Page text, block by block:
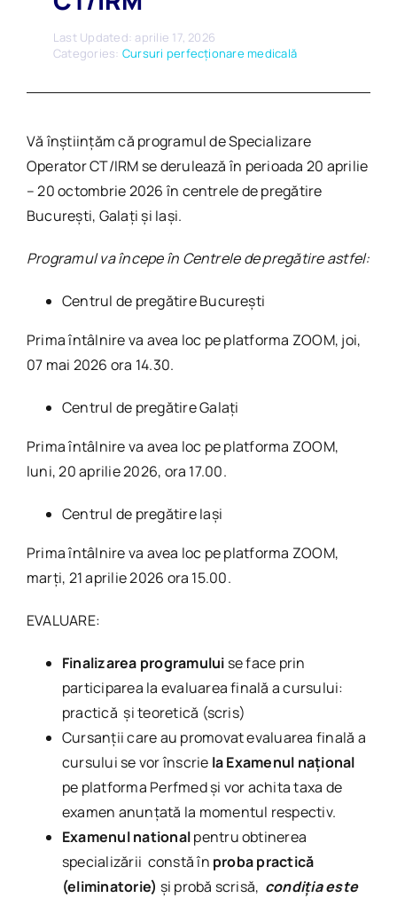
Last Updated: aprilie 17, 2026
Categories: Cursuri perfecționare medicală
Vă înștiințăm că programul de Specializare
Operator CT/IRM se derulează în perioada 20 aprilie
– 20 octombrie 2026 în centrele de pregătire
București, Galați și Iași.
Programul va începe în Centrele de pregătire astfel:
Centrul de pregătire București
Prima întâlnire va avea loc pe platforma ZOOM, joi,
07 mai 2026 ora 14.30.
Centrul de pregătire Galați
Prima întâlnire va avea loc pe platforma ZOOM,
luni, 20 aprilie 2026, ora 17.00.
Centrul de pregătire Iași
Prima întâlnire va avea loc pe platforma ZOOM,
marți, 21 aprilie 2026 ora 15.00.
EVALUARE:
Finalizarea programului se face prin
participarea la evaluarea finală a cursului:
practică și teoretică (scris)
Cursanții care au promovat evaluarea finală a
cursului se vor înscrie la Examenul național
pe platforma Perfmed și vor achita taxa de
examen anunțată la momentul respectiv.
Examenul nationalpentru obtinerea
specializării constă în proba practică
(eliminatorie) și probă scrisă, condiţia este